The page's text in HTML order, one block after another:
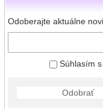
Odoberajte aktuálne
Súhlasím s
Odobrať